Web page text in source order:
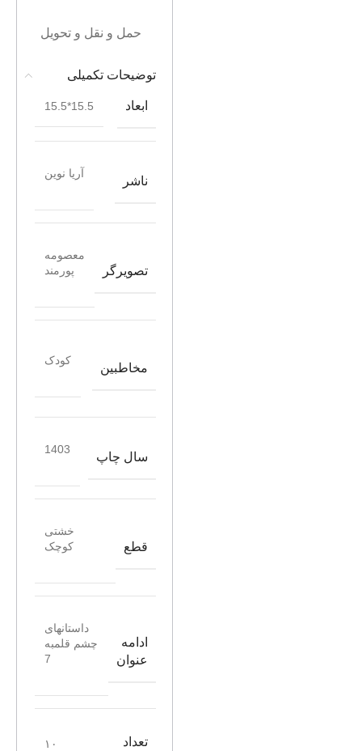
حمل و نقل و تحویل
توضیحات تکمیلی
ابعاد 15.5*15.5
ناشر
آریا نوین
تصویرگر
معصومه
پورمند
مخاطبین
کودک
سال چاپ
1403
قطع
خشتی
کوچک
ادامه
عنوان
داستانهای
چشم قلمبه
7
تعداد
۱۰